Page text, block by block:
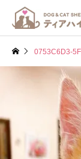
0753C6D3-